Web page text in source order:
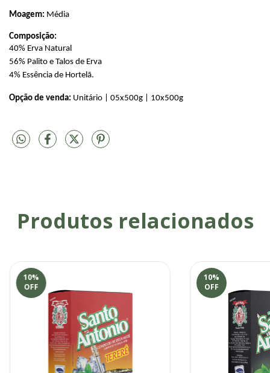
Moagem: Média
Composição:
40% Erva Natural
56% Palito e Talos de Erva
4% Essência de Hortelã.
Opção de venda: Unitário | 05x500g | 10x500g
Produtos relacionados
10%
OFF
10%
OFF